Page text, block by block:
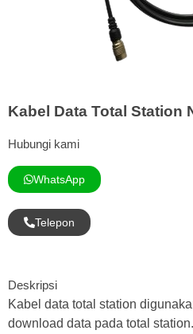
Kabel Data Total Station
Hubungi kami
WhatsApp
Telepon
Deskripsi
Kabel data total station
download data pada total station.